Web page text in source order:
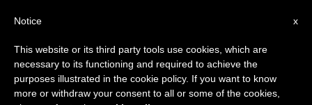
CHIESE LOCALI
x
Notice
This website or its third party tools use cookies, which are
necessary to its functioning and required to achieve the
purposes illustrated in the cookie policy. If you want to know
more or withdraw your consent to all or some of the cookies,